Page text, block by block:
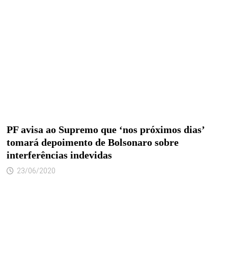
PF avisa ao Supremo que ‘nos próximos dias’
tomará depoimento de Bolsonaro sobre
interferências indevidas
23/06/2020